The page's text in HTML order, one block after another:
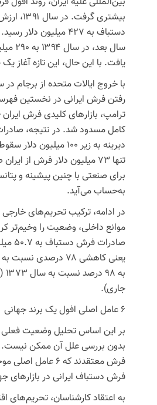
بیشتری
دستباف به ۴۲۷ میلیون
سال
یافت. با این حال، این تازه آغاز
رفتن فرش ایرانی در نخستین
ترامپ، بازارهای کلیدی فرش ایران
کامل مسدود شد. در نتیجه،
تنها ۷۳ میلیون دلار فرش از
برای صنعتی با چنین پیشینه و
به‌حساب می‌آید.
در ادامه، ترکیب تحریم‌های خارجی
جاری).
۶ عامل اصلی افول یک برند جهانی
بر این اساس تحلیل وضعیت
بدون بررسی علل آن ممکن
فرش معتقدند که ۶
فرش دستباف ایرانی در
به اعتقاد کارشناسان، تحریم‌های